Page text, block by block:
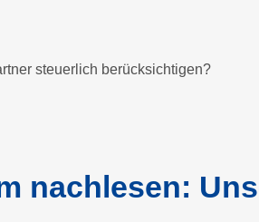
steuerlich berücksichtigen?
nachlesen: